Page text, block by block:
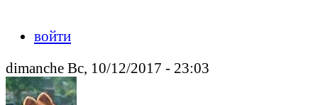
войти
dimanche Вс, 10/12/2017 - 23:03